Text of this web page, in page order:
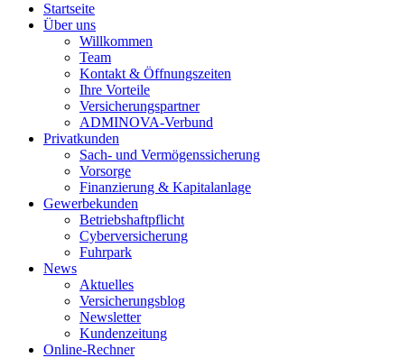
Startseite
Über uns
Willkommen
Team
Kontakt & Öffnungszeiten
Ihre Vorteile
Versicherungspartner
ADMINOVA-Verbund
Privatkunden
Sach- und Vermögenssicherung
Vorsorge
Finanzierung & Kapitalanlage
Gewerbekunden
Betriebshaftpflicht
Cyberversicherung
Fuhrpark
News
Aktuelles
Versicherungsblog
Newsletter
Kundenzeitung
Online-Rechner